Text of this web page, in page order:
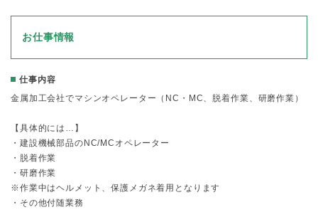
お仕事情報
仕事内容
金属加工会社でマシンオペレーター（NC・MC、脱着作業、研磨作業）
【具体的には…】
・建設機械部品のNC/MCオペレーター
・脱着作業
・研磨作業
※作業中はヘルメット、保護メガネ着用となります
・その他付随業務